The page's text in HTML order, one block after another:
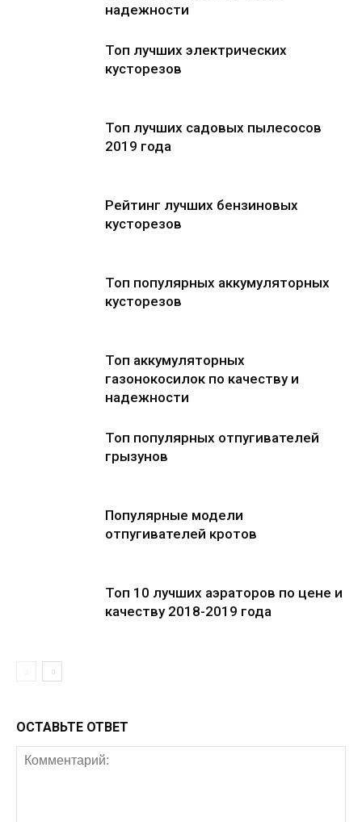
надежности
Топ лучших электрических
кусторезов
Топ лучших садовых пылесосов
2019 года
Рейтинг лучших бензиновых
кусторезов
Топ популярных аккумуляторных
кусторезов
Топ аккумуляторных
газонокосилок по качеству и
надежности
Топ популярных отпугивателей
грызунов
Популярные модели
отпугивателей кротов
Топ 10 лучших аэраторов по цене и
качеству 2018-2019 года
ОСТАВЬТЕ ОТВЕТ